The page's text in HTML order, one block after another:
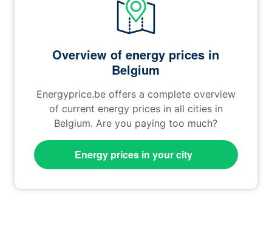
Overview of energy prices in
Belgium
Energyprice.be offers a complete overview
of current energy prices in all cities in
Belgium. Are you paying too much?
Energy prices in your city